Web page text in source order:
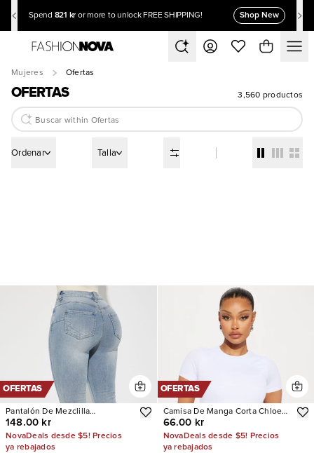
Spend 821 kr or more to unlock FREE SHIPPING! Shop New
Mujeres Ofertas
OFERTAS 3,560 productos
Ordenar Talla
OFERTAS
Pantalón De Mezclilla
Acampanado Con Stretch San
Diego Sculpting
148.00 kr
NovaDeals desde $5! Precios
ya rebajados
OFERTAS
Camisa De Manga Corta Chloe
Crew Neck
66.00 kr
NovaDeals desde $5! Precios
ya rebajados